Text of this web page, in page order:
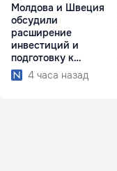
Молдова и Швеция
обсудили
расширение
инвестиций и
подготовку к
отопительному
сезону
4 часа назад